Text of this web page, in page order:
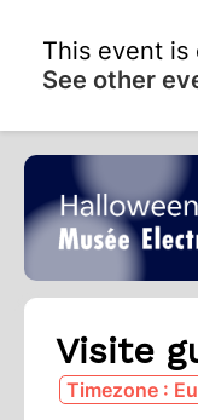
This event is
See other
Visite
Timezone :